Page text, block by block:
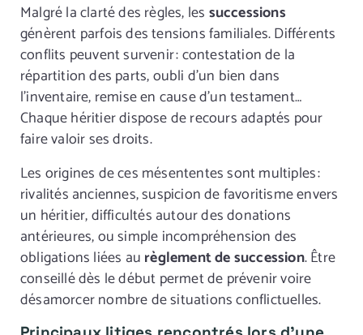
Malgré la clarté des règles, les successions
génèrent parfois des tensions familiales. Différents
conflits peuvent survenir : contestation de la
répartition des parts, oubli d’un bien dans
l’inventaire, remise en cause d’un testament…
Chaque héritier dispose de recours adaptés pour
faire valoir ses droits.
Les origines de ces mésententes sont multiples :
rivalités anciennes, suspicion de favoritisme envers
un héritier, difficultés autour des donations
antérieures, ou simple incompréhension des
obligations liées au règlement de succession. Être
conseillé dès le début permet de prévenir voire
désamorcer nombre de situations conflictuelles.